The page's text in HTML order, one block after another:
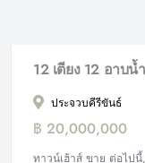
12 เตียง 12 อาบ
ประจวบคีรีขันธ์
฿ 20,000,000
ทาวน์เฮ้าส์ ขาย ต่อไป